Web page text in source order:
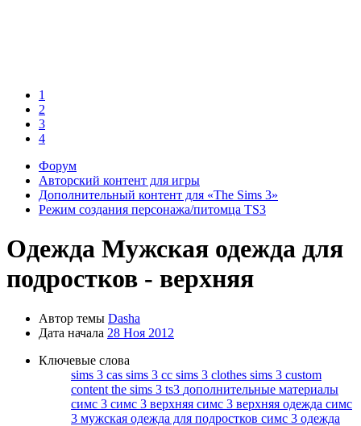
1
2
3
4
Форум
Авторский контент для игры
Дополнительный контент для «The Sims 3»
Режим создания персонажа/питомца TS3
Одежда Мужская одежда для
подростков - верхняя
Автор темы Dasha
Дата начала 28 Ноя 2012
Ключевые слова
sims 3 cas sims 3 cc sims 3 clothes sims 3 custom
content the sims 3 ts3 дополнительные материалы
симс 3 симс 3 верхняя симс 3 верхняя одежда симс
3 мужская одежда для подростков симс 3 одежда